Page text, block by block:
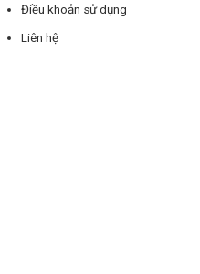
Điều khoản sử dụng
Liên hệ